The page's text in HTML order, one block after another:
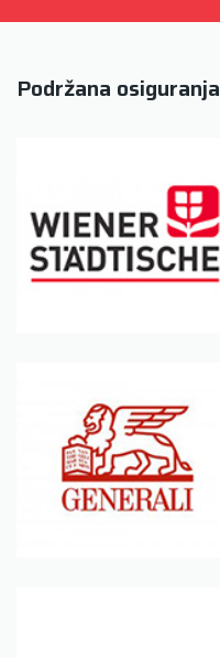
Podržana osiguranja